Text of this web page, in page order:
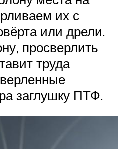
их с
или дрели.
просверлить
труда
заглушку ПТФ.